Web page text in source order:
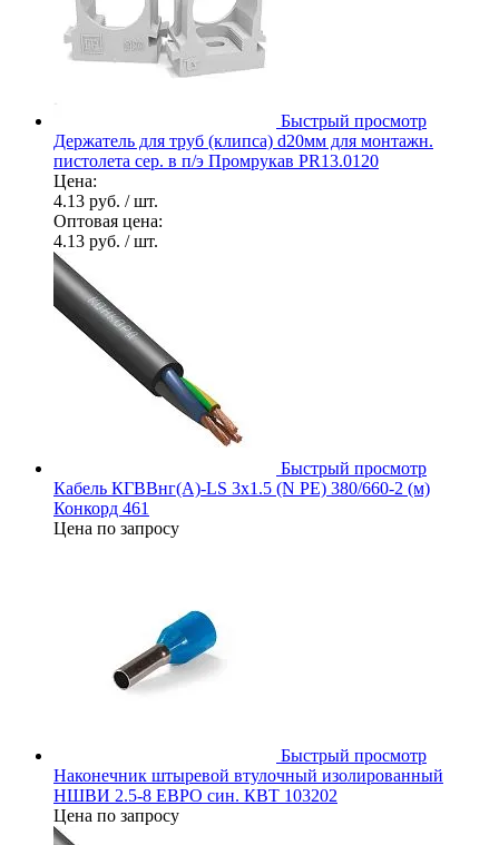
Быстрый просмотр
Держатель для труб (клипса) d20мм для монтажн.
пистолета сер. в п/э Промрукав PR13.0120
Цена:
4.13 руб. / шт.
Оптовая цена:
4.13 руб. / шт.
Быстрый просмотр
Кабель КГВВнг(А)-LS 3х1.5 (N PE) 380/660-2 (м)
Конкорд 461
Цена по запросу
Быстрый просмотр
Наконечник штыревой втулочный изолированный
НШВИ 2.5-8 ЕВРО син. КВТ 103202
Цена по запросу